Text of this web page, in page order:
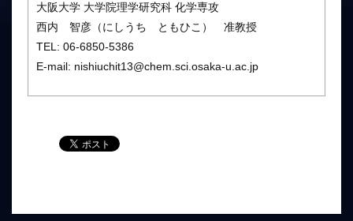
大阪大学 大学院理学研究科 化学専攻
西内 智彦（にしうち ともひこ） 准教授
TEL: 06-6850-5386
E-mail: nishiuchit13@chem.sci.osaka-u.ac.jp